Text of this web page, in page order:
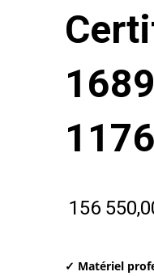
1176
156
✓ Matériel